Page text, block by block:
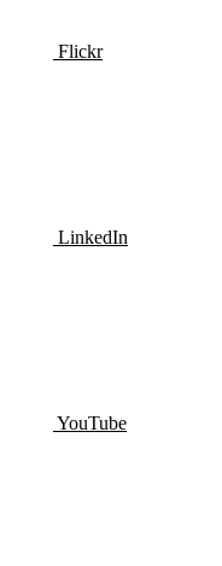
Flickr
LinkedIn
YouTube